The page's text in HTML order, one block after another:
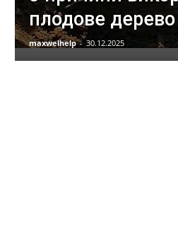
плодове
maxwelhelp - 30.12.2025